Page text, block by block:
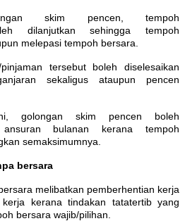
skim pencen, tempoh
dilanjutkan sehingga tempoh
melepasi tempoh bersara.
tersebut boleh diselesaikan
sekaligus ataupun pencen
golongan skim pencen boleh
ansuran bulanan kerana tempoh
semaksimumnya.
bersara
melibatkan pemberhentian kerja
kerana tindakan tatatertib yang
bersara wajib/pilihan.